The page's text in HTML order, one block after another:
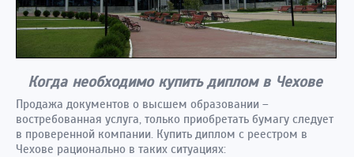
Когда необходимо купить диплом в Чехове
Продажа документов о высшем образовании –
востребованная услуга, только приобретать бумагу следует
в проверенной компании. Купить диплом с реестром в
Чехове рационально в таких ситуациях: